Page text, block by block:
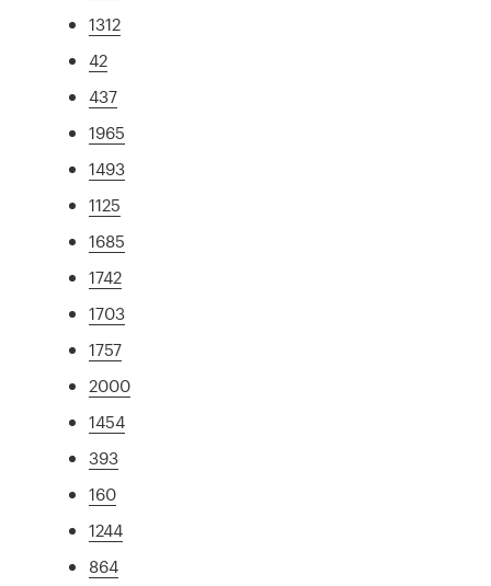
1312
42
437
1965
1493
1125
1685
1742
1703
1757
2000
1454
393
160
1244
864